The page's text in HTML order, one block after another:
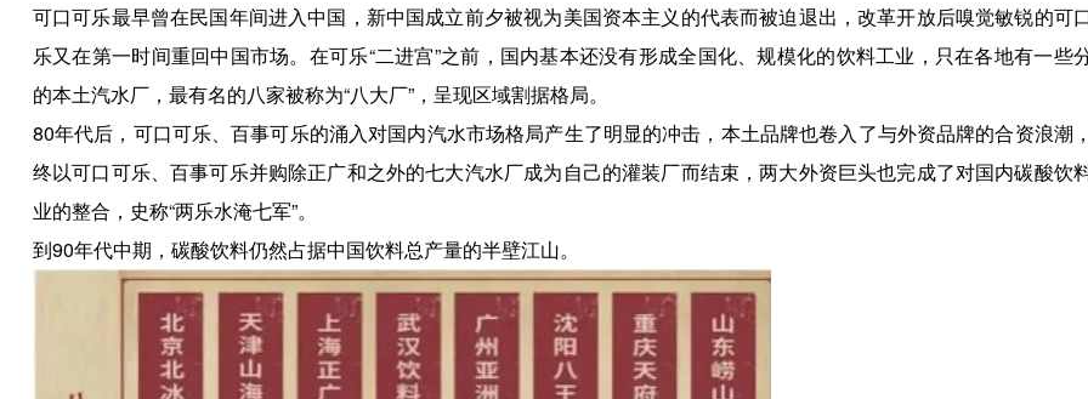
可口可乐最早曾在民国年间进入中国，新中国成立前夕被视为美国资本主义的代表而被迫退出，改革开放后嗅觉敏锐的可
乐又在第一时间重回中国市场。在可乐“二进宫”之前，国内基本还没有形成全国化、规模化的饮料工业，只在各地有一些
的本土汽水厂，最有名的八家被称为“八大厂”，呈现区域割据格局。
80年代后，可口可乐、百事可乐的涌入对国内汽水市场格局产生了明显的冲击，本土品牌也卷入了与外资品牌的合资浪潮
终以可口可乐、百事可乐并购除正广和之外的七大汽水厂成为自己的灌装厂而结束，两大外资巨头也完成了对国内碳酸饮
业的整合，史称“两乐水淹七军”。
到90年代中期，碳酸饮料仍然占据中国饮料总产量的半壁江山。